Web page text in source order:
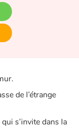
de l’étrange
s’invite dans la